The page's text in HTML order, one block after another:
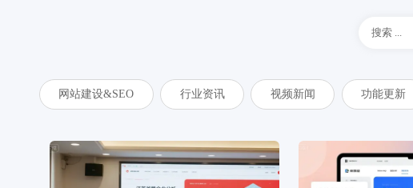
网站建设&SEO 行业资讯 视频新闻 功能更新